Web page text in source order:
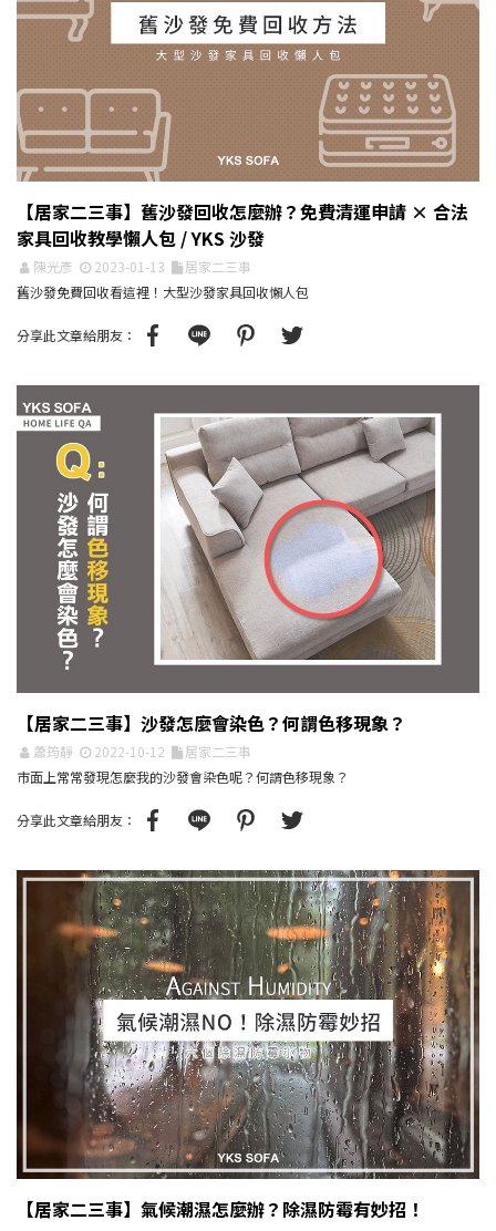
【居家二三事】舊沙發回收怎麼辦？免費清運申請 × 合法
家具回收教學懶人包 / YKS 沙發
陳光彥 2023-01-13
居家二三事
舊沙發免費回收看這裡！大型沙發家具回收懶人包
分享此文章給朋友：
【居家二三事】沙發怎麼會染色？何謂色移現象？
蕭筠靜 2022-10-12
居家二三事
市面上常常發現怎麼我的沙發會染色呢？何謂色移現象？
分享此文章給朋友：
【居家二三事】氣候潮濕怎麼辦？除濕防霉有妙招！